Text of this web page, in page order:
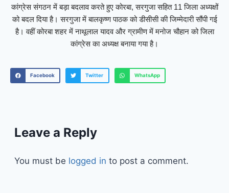
कांग्रेस संगठन में बड़ा बदलाव करते हुए कोरबा, सरगुजा सहित 11 जिला अध्यक्षों
को बदल दिया है। सरगुजा में बालकृष्ण पाठक को डीसीसी की जिम्मेदारी सौंपी गई
है। वहीं कोरबा शहर में नाथूलाल यादव और ग्रामीण में मनोज चौहान को जिला
कांग्रेस का अध्यक्ष बनाया गया है।
Facebook Twitter WhatsApp
Leave a Reply
You must be logged in to post a comment.